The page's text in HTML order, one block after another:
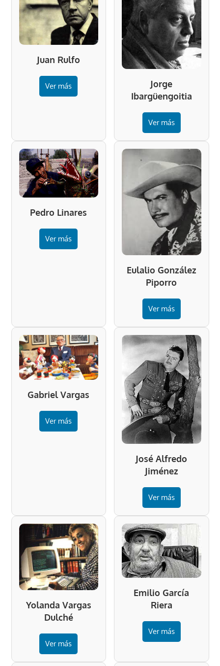
Juan Rulfo
Ver más
Jorge
Ibargüengoitia
Ver más
Pedro Linares
Ver más
Eulalio González
Piporro
Ver más
Gabriel Vargas
Ver más
José Alfredo
Jiménez
Ver más
Yolanda Vargas
Dulché
Ver más
Emilio García
Riera
Ver más